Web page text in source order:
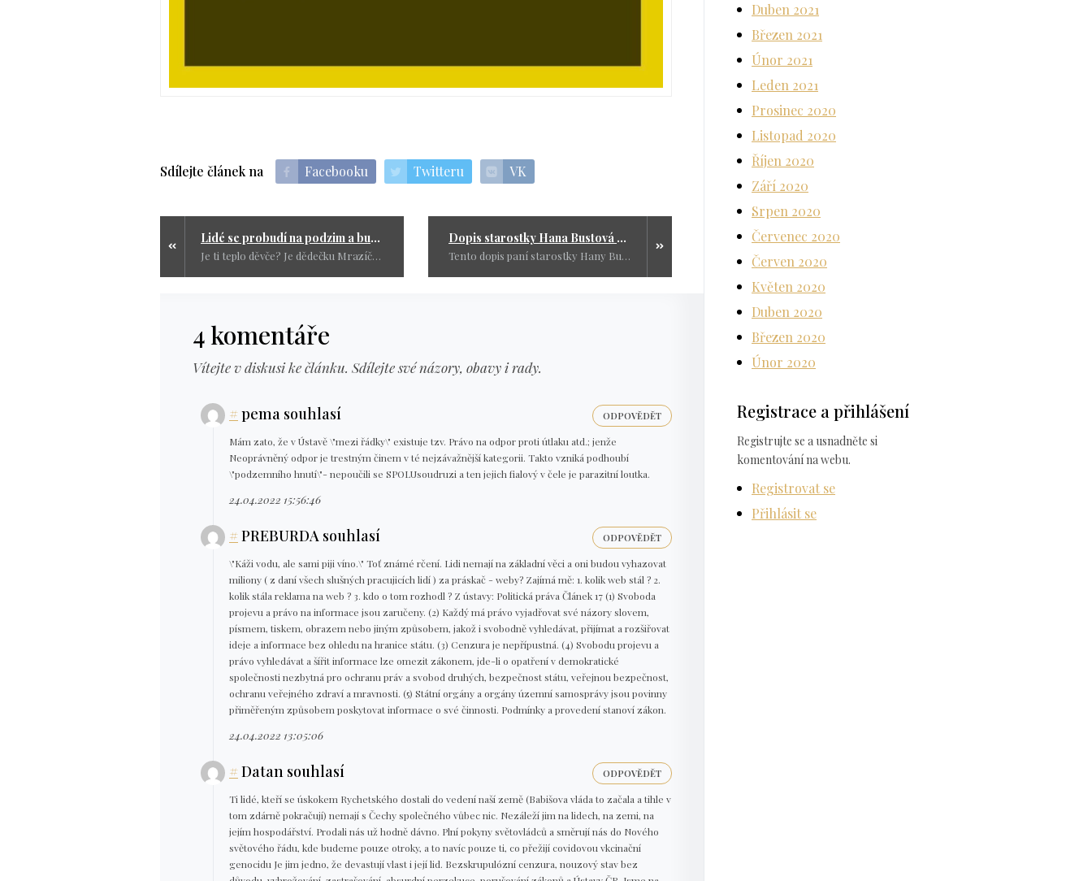
Sdílejte článek na Facebooku Twitteru VK
Lidé se probudí na podzim a budou plakat
Je ti teplo děvče? Je dědečku Mrazíčku! Přesně tak se chová debilní český rusofob. V tomto případě by se měl chovat jako Marfuša a vytřást si plyn.
Dopis starostky Hana Bustová – starostka obce Litohoř u Moravských Budějovic premiérovi
Tento dopis paní starostky Hany Bustové premiérovi Fialovi vyjadřuje podle mne myšlení většiny našeho národa a proto by se měl k němu premiér vyjádřit. Já vyjadřuji obdiv paní starostce.
4 komentáře
Vítejte v diskusi ke článku. Sdílejte své názory, obavy i rady.
#pema souhlasí
Mám zato, že v Ústavě \"mezi řádky\" existuje tzv. Právo na odpor proti útlaku atd.; jenže
Neoprávněný odpor je trestným činem v té nejzávažnější kategorii. Takto vzniká podhoubí
\"podzemního hnutí\"- nepoučili se SPOLUsoudruzi a ten jejich fialový v čele je parazitní loutka.
24.04.2022 15:56:46
ODPOVĚDĚT
#PREBURDA souhlasí
\"Káži vodu, ale sami piji víno.\" Toť známé rčení. Lidi nemají na základní věci a oni budou vyhazovat
miliony ( z daní všech slušných pracujicích lidí ) za práskač - weby? Zajímá mě: 1. kolik web stál ? 2.
kolik stála reklama na web ? 3. kdo o tom rozhodl ? Z ústavy: Politická práva Článek 17 (1) Svoboda
projevu a právo na informace jsou zaručeny. (2) Každý má právo vyjadřovat své názory slovem,
písmem, tiskem, obrazem nebo jiným způsobem, jakož i svobodně vyhledávat, přijímat a rozšiřovat
ideje a informace bez ohledu na hranice státu. (3) Cenzura je nepřípustná. (4) Svobodu projevu a
právo vyhledávat a šířit informace lze omezit zákonem, jde-li o opatření v demokratické
společnosti nezbytná pro ochranu práv a svobod druhých, bezpečnost státu, veřejnou bezpečnost,
ochranu veřejného zdraví a mravnosti. (5) Státní orgány a orgány územní samosprávy jsou povinny
přiměřeným způsobem poskytovat informace o své činnosti. Podmínky a provedení stanoví zákon.
24.04.2022 13:05:06
ODPOVĚDĚT
#Datan souhlasí
Ti lidé, kteří se úskokem Rychetského dostali do vedení naší země (Babišova vláda to začala a tihle v
tom zdárně pokračují) nemají s Čechy společného vůbec nic. Nezáleží jim na lidech, na zemi, na
jejím hospodářství. Prodali nás už hodně dávno. Plní pokyny světovládců a směrují nás do Nového
světového řádu, kde budeme pouze otroky, a to navíc pouze ti, co přežijí covidovou vkcinační
genocidu Je jim jedno, že devastují vlast i její lid. Bezskrupulózní cenzura, nouzový stav bez
ODPOVĚDĚT
Duben 2021
Březen 2021
Únor 2021
Leden 2021
Prosinec 2020
Listopad 2020
Říjen 2020
Září 2020
Srpen 2020
Červenec 2020
Červen 2020
Květen 2020
Duben 2020
Březen 2020
Únor 2020
Registrace a přihlášení
Registrujte se a usnadněte si
komentování na webu.
Registrovat se
Přihlásit se